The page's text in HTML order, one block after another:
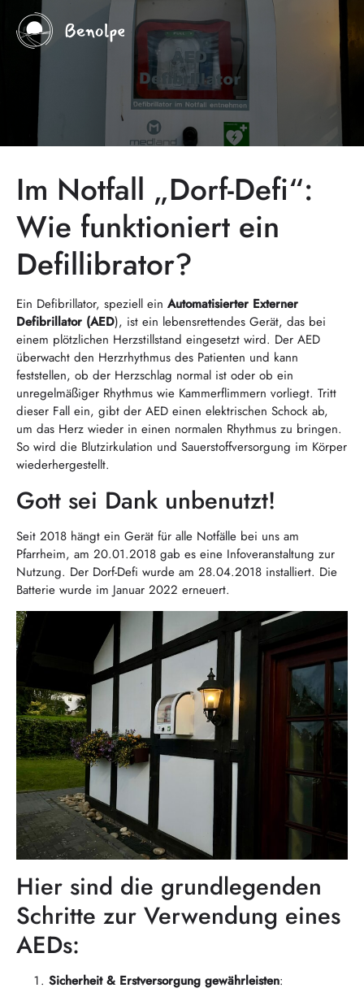
Im Notfall „Dorf-Defi“:
Wie funktioniert ein
Defillibrator?
Ein Defibrillator, speziell ein Automatisierter Externer
Defibrillator (AED), ist ein lebensrettendes Gerät, das bei
einem plötzlichen Herzstillstand eingesetzt wird. Der AED
überwacht den Herzrhythmus des Patienten und kann
feststellen, ob der Herzschlag normal ist oder ob ein
unregelmäßiger Rhythmus wie Kammerflimmern vorliegt. Tritt
dieser Fall ein, gibt der AED einen elektrischen Schock ab,
um das Herz wieder in einen normalen Rhythmus zu bringen.
So wird die Blutzirkulation und Sauerstoffversorgung im Körper
wiederhergestellt.
Gott sei Dank unbenutzt!
Seit 2018 hängt ein Gerät für alle Notfälle bei uns am
Pfarrheim, am 20.01.2018 gab es eine Infoveranstaltung zur
Nutzung. Der Dorf-Defi wurde am 28.04.2018 installiert. Die
Batterie wurde im Januar 2022 erneuert.
Hier sind die grundlegenden
Schritte zur Verwendung eines
AEDs:
Sicherheit & Erstversorgung gewährleisten: